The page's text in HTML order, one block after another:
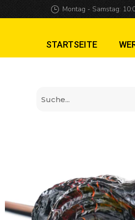
Lord ofMontag - Samstag:
STARTSEITE